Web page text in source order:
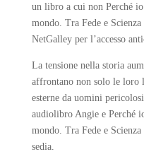
un libro a cui non Perché
mondo. Tra Fede e
NetGalley per l’accesso
La tensione nella storia
affrontano non solo le loro
esterne da uomini
audiolibro Angie e Perché
mondo. Tra Fede e
sedia.